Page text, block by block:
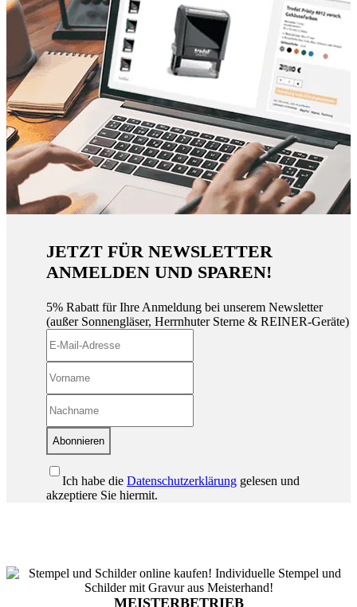
JETZT FÜR NEWSLETTER
ANMELDEN UND SPAREN!
5% Rabatt für Ihre Anmeldung bei unserem Newsletter
(außer Sonnengläser, Herrnhuter Sterne & REINER-Geräte)
Abonnieren
Ich habe die Datenschutzerklärung gelesen und
akzeptiere Sie hiermit.
MEISTERBETRIEB